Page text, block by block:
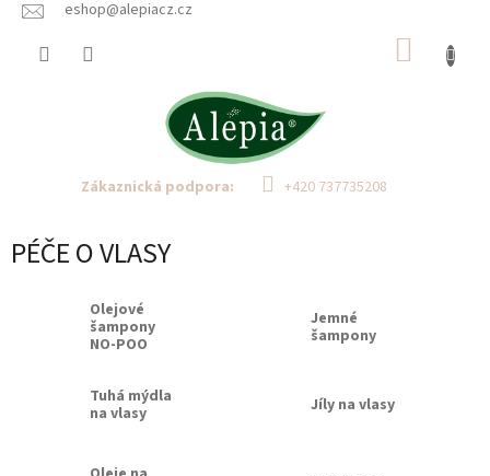
Přejít
eshop@alepiacz.cz
Zákaznická podpora: +420 737735208
PÉČE O VLASY
Olejové
šampony
NO-POO
Jemné
šampony
Tuhá mýdla
na vlasy
Jíly na vlasy